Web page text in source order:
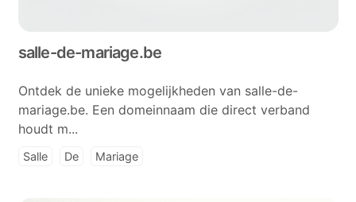
salle-de-mariage.be
Ontdek de unieke mogelijkheden van salle-de-
mariage.be. Een domeinnaam die direct verband
houdt m...
Salle De Mariage